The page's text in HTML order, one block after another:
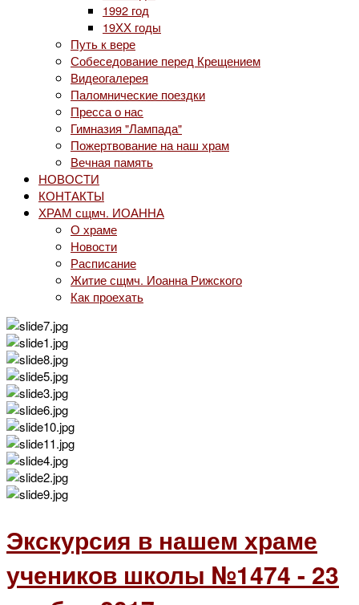
1992 год
19ХХ годы
Путь к вере
Собеседование перед Крещением
Видеогалерея
Паломнические поездки
Пресса о нас
Гимназия "Лампада"
Пожертвование на наш храм
Вечная память
НОВОСТИ
КОНТАКТЫ
ХРАМ сщмч. ИОАННА
О храме
Новости
Расписание
Житие сщмч. Иоанна Рижского
Как проехать
Экскурсия в нашем храме
учеников школы №1474 - 23